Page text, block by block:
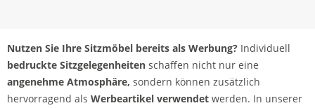
Nutzen Sie Ihre Sitzmöbel bereits als Werbung? Individuell
bedruckte Sitzgelegenheiten schaffen nicht nur eine
angenehme Atmosphäre, sondern können zusätzlich
hervorragend als Werbeartikel verwendet werden. In unserer